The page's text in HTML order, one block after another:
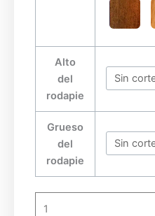
Alto
del
rodapie
Grueso
del
rodapie